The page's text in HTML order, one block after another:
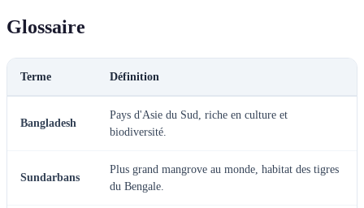
Glossaire
Terme Définition
Bangladesh
Pays d'Asie du Sud, riche en culture et
biodiversité.
Sundarbans
Plus grand mangrove au monde, habitat des tigres
du Bengale.